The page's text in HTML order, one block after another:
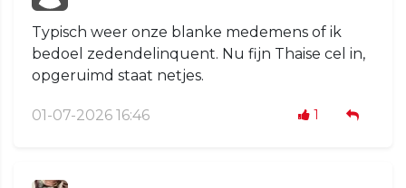
Typisch weer onze blanke medemens of ik
bedoel zedendelinquent. Nu fijn Thaise cel in,
opgeruimd staat netjes.
01-07-2026 16:46 1